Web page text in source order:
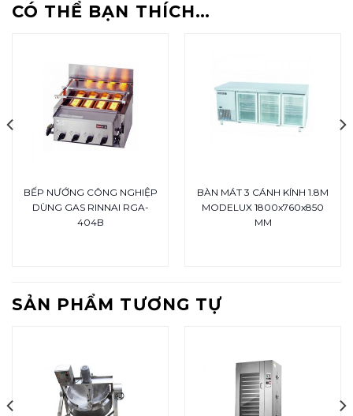
CÓ THỂ BẠN THÍCH…
BẾP NƯỚNG CÔNG NGHIỆP
DÙNG GAS RINNAI RGA-
404B
BÀN MÁT 3 CÁNH KÍNH 1.8M
MODELUX 1800x760x850
MM
SẢN PHẨM TƯƠNG TỰ